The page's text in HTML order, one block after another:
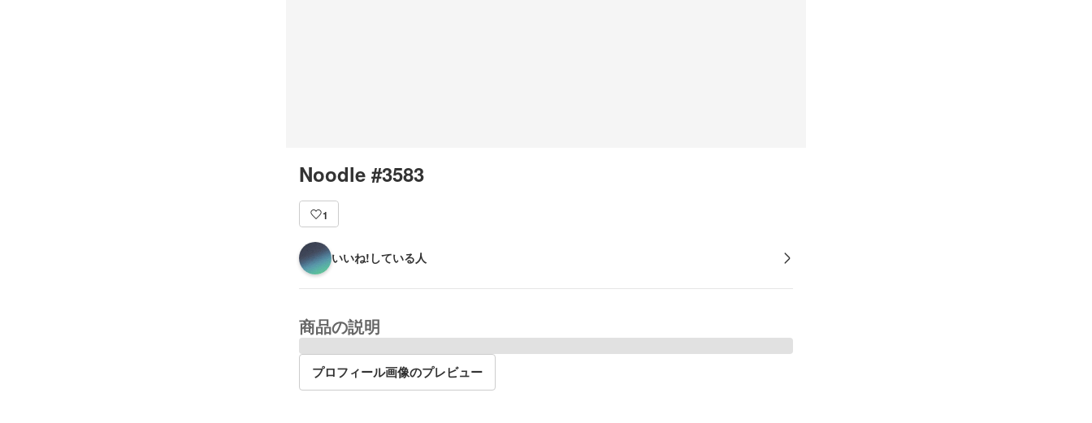
Noodle #3583
1
いいね!している人
商品の説明
プロフィール画像のプレビュー